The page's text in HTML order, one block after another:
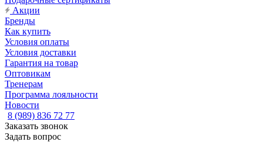
Акции
Бренды
Как купить
Условия оплаты
Условия доставки
Гарантия на товар
Оптовикам
Тренерам
Программа лояльности
Новости
8 (989) 836 72 77
Заказать звонок
Задать вопрос